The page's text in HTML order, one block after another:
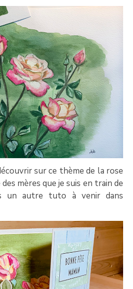
sur ce thème de la rose
mères que je suis en train de
un autre tuto à venir dans